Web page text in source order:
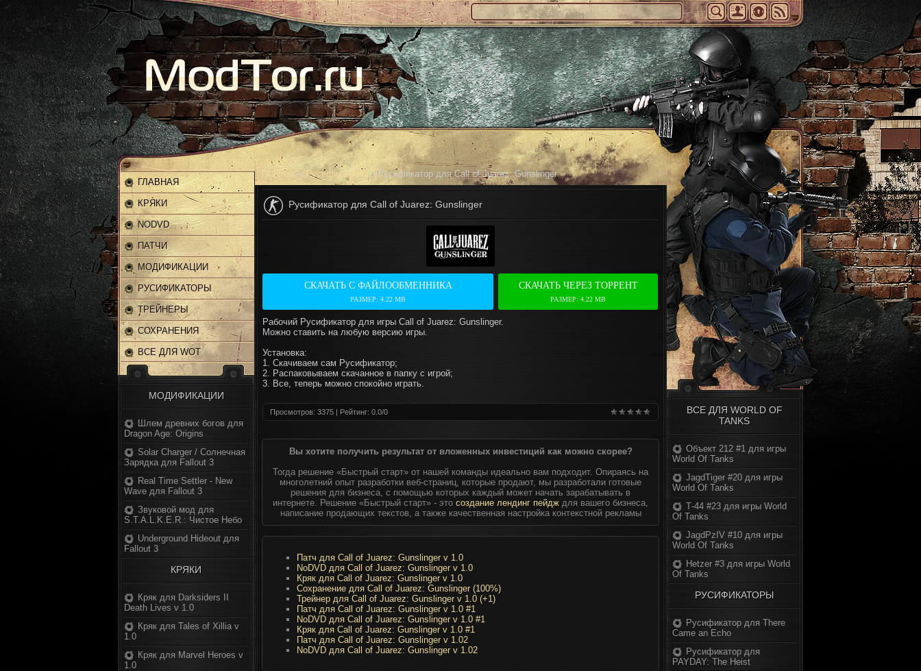
ГЛАВНАЯ
КРЯКИ
NODVD
ПАТЧИ
МОДИФИКАЦИИ
РУСИФИКАТОРЫ
ТРЕЙНЕРЫ
СОХРАНЕНИЯ
ВСЕ ДЛЯ WOT
МОДИФИКАЦИИ
Шлем древних богов для
Dragon Age: Origins
Solar Charger / Солнечная
Зарядка для Fallout 3
Real Time Settler - New
Wave для Fallout 3
Звуковой мод для
S.T.A.L.K.E.R.: Чистое Небо
Underground Hideout для
Fallout 3
КРЯКИ
Кряк для Darksiders II
Death Lives v 1.0
Кряк для Tales of Xillia v
1.0
Кряк для Marvel Heroes v
1.0
Главная» Русификаторы » Русификатор для Call of Juarez: Gunslinger
Русификатор для Call of Juarez: Gunslinger
СКАЧАТЬ С ФАЙЛООБМЕННИКА
РАЗМЕР: 4.22 MB
СКАЧАТЬ ЧЕРЕЗ ТОРРЕНТ
РАЗМЕР: 4.22 MB
Рабочий Русификатор для игры Call of Juarez: Gunslinger.
Можно ставить на любую версию игры.
Установка:
1. Скачиваем сам Русификатор;
2. Распаковываем скачанное в папку с игрой;
3. Все, теперь можно спокойно играть.
Просмотров: 3375 | Рейтинг: 0.0/0
Вы хотите получить результат от вложенных инвестиций как можно скорее?
Тогда решение «Быстрый старт» от нашей команды идеально вам подходит. Опираясь на
многолетний опыт разработки веб-страниц, которые продают, мы разработали готовые
решения для бизнеса, с помощью которых каждый может начать зарабатывать в
интернете. Решение «Быстрый старт» - это создание лендинг пейдж для вашего бизнеса,
написание продающих текстов, а также качественная настройка контекстной рекламы
Патч для Call of Juarez: Gunslinger v 1.0
NoDVD для Call of Juarez: Gunslinger v 1.0
Кряк для Call of Juarez: Gunslinger v 1.0
Сохранение для Call of Juarez: Gunslinger (100%)
Трейнер для Call of Juarez: Gunslinger v 1.0 (+1)
Патч для Call of Juarez: Gunslinger v 1.0 #1
NoDVD для Call of Juarez: Gunslinger v 1.0 #1
Кряк для Call of Juarez: Gunslinger v 1.0 #1
Патч для Call of Juarez: Gunslinger v 1.02
NoDVD для Call of Juarez: Gunslinger v 1.02
ВСЕ ДЛЯ WORLD OF
TANKS
Объект 212 #1 для игры
World Of Tanks
JagdTiger #20 для игры
World Of Tanks
Т-44 #23 для игры World
Of Tanks
JagdPzIV #10 для игры
World Of Tanks
Hetzer #3 для игры World
Of Tanks
РУСИФИКАТОРЫ
Русификатор для There
Came an Echo
Русификатор для
PAYDAY: The Heist